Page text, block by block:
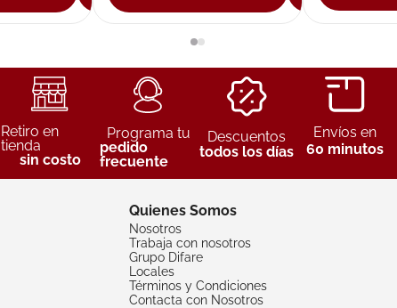
Retiro en
tienda
sin costo
Programa tu
pedido
frecuente
Descuentos
todos los días
Envíos en
60 minutos
Quienes Somos
Nosotros
Trabaja con nosotros
Grupo Difare
Locales
Términos y Condiciones
Contacta con Nosotros